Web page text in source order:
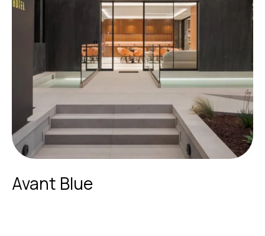
Avant Blue